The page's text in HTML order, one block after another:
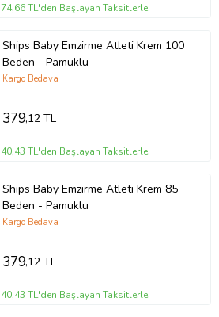
74,66 TL'den Başlayan Taksitlerle
Ships Baby Emzirme Atleti Krem 100
Beden - Pamuklu
Kargo Bedava
379,12 TL
40,43 TL'den Başlayan Taksitlerle
Ships Baby Emzirme Atleti Krem 85
Beden - Pamuklu
Kargo Bedava
379,12 TL
40,43 TL'den Başlayan Taksitlerle